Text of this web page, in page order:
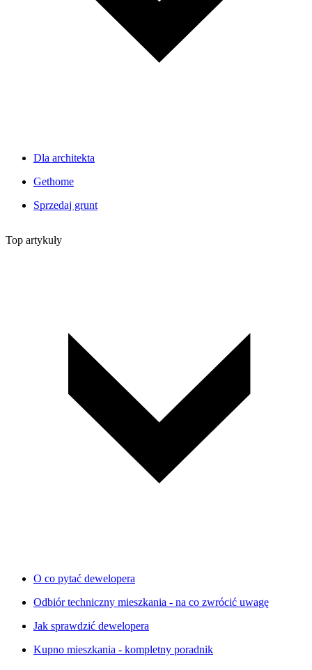
Dla architekta
Gethome
Sprzedaj grunt
Top artykuły
O co pytać dewelopera
Odbiór techniczny mieszkania - na co zwrócić uwagę
Jak sprawdzić dewelopera
Kupno mieszkania - kompletny poradnik